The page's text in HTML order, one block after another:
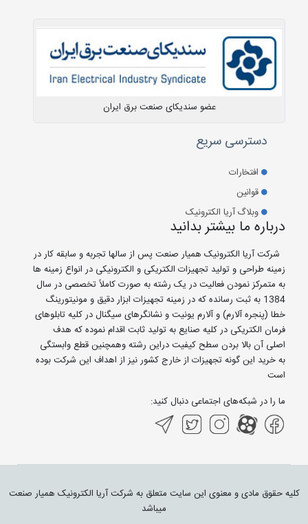
عضو سندیکای صنعت برق ایران
دسترسی سریع
افتخارات
قوانین
وبلاگ آریا الکترونیک
درباره ما بیشتر بدانید
شرکت آریا الکترونیک همیار صنعت پس از سالها تجربه و سابقه کار در
زمینه طراحی و تولید تجهیزات الکتریکی و الکترونیکی در انواع زمینه ها
به متمرکز نمودن فعالیت در یک رشته به صورت کاملاً تخصصی در سال
1384 به ثبت رسانده که در زمینه تجهیزات ابزار دقیق و مونیتورینگ
خطا (پنجره آلارم) و آلارم یونیت و نشانگرهای سیگنال در کلیه تابلوهای
فرمان الکتریکی در کلیه صنایع به تولید ثابت اقدام نموده که هدف
اصلی آن بالا بردن سطح کیفیت دراین رشته وهمچنین قطع وابستگی
به خرید این گونه تجهیزات از خارج کشور نیز از اهداف این شرکت بوده
است
ما را در شبکه‌های اجتماعی دنبال کنید:
کلیه حقوق مادی و معنوی این سایت متعلق به شرکت آریا الکترونیک همیار صنعت
میباشد